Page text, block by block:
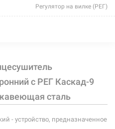
Регулятор на вилке (РЕГ)
1010 мм
163 Вт
с РЕГ Каскад-9
сталь
- устройство, предназначенное